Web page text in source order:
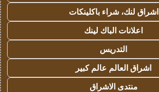
اشراق لنك، شراء باكلينكات
اعلانات الباك لينك
التدريس
اشراق العالم عالم كبير
منتدى الاشراق